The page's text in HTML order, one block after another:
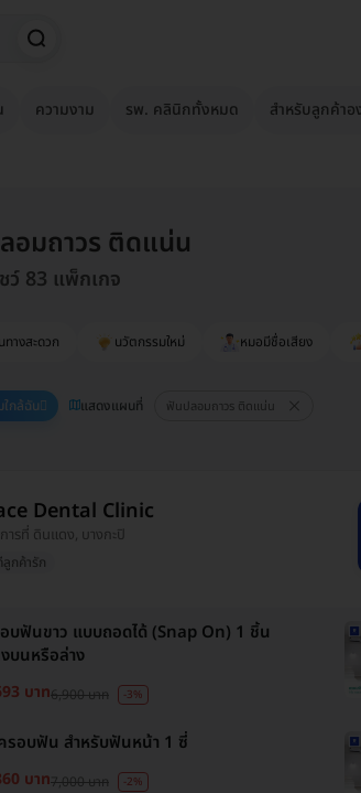
ความงาม รพ. คลินิกทั้งหมด สำหรับลูกค้าอ
อมถาวร ติดแน่น
ว์ 83 แพ็กเกจ
ทางสะดวก นวัตกรรมใหม่ หมอมีชื่อเสียง
ใกล้ฉัน แสดงแผนที่ ฟันปลอมถาวร ติดแน่น
Dental Clinic
ารที่ ดินแดง, บางกะปิ
ลูกค้ารัก
บฟันขาว แบบถอดได้ (Snap On) 1 ชิ้น
บนหรือล่าง
บาท6,900 บาท -3%
รอบฟัน สำหรับฟันหน้า 1 ซี่
บาท7,000 บาท -2%